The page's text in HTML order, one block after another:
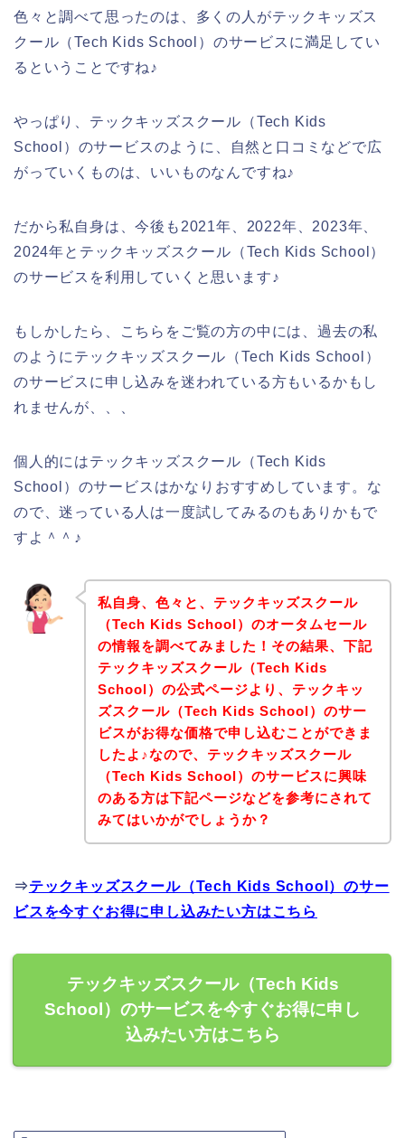
色々と調べて思ったのは、多くの人がテックキッズス
クール（Tech Kids School）のサービスに満足してい
るということですね♪
やっぱり、テックキッズスクール（Tech Kids
School）のサービスのように、自然と口コミなどで広
がっていくものは、いいものなんですね♪
だから私自身は、今後も2021年、2022年、2023年、
2024年とテックキッズスクール（Tech Kids School）
のサービスを利用していくと思います♪
もしかしたら、こちらをご覧の方の中には、過去の私
のようにテックキッズスクール（Tech Kids School）
のサービスに申し込みを迷われている方もいるかもし
れませんが、、、
個人的にはテックキッズスクール（Tech Kids
School）のサービスはかなりおすすめしています。な
ので、迷っている人は一度試してみるのもありかもで
すよ＾＾♪
私自身、色々と、テックキッズスクール
（Tech Kids School）のオータムセール
の情報を調べてみました！その結果、下記
テックキッズスクール（Tech Kids
School）の公式ページより、テックキッ
ズスクール（Tech Kids School）のサー
ビスがお得な価格で申し込むことができま
したよ♪なので、テックキッズスクール
（Tech Kids School）のサービスに興味
のある方は下記ページなどを参考にされて
みてはいかがでしょうか？
⇒テックキッズスクール（Tech Kids School）のサー
ビスを今すぐお得に申し込みたい方はこちら
テックキッズスクール（Tech Kids
School）のサービスを今すぐお得に申し
込みたい方はこちら